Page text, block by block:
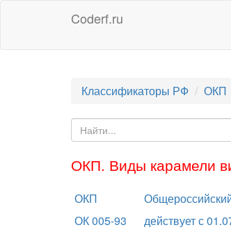
Coderf.ru
Классификаторы РФ ОКП
ОКП. Виды карамели
ОКП
ОК 005-93
действует с